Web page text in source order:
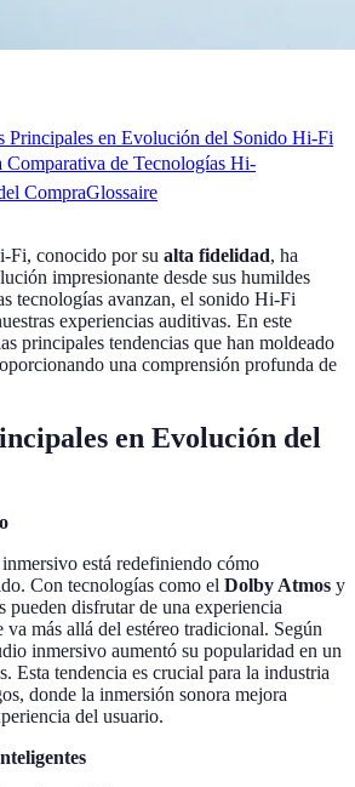
Principales en Evolución del Sonido Hi-Fi
Comparativa de Tecnologías Hi-
CompraGlossaire
Fi, conocido por su alta fidelidad, ha
impresionante desde sus humildes
tecnologías avanzan, el sonido Hi-Fi
experiencias auditivas. En este
principales tendencias que han moldeado
una comprensión profunda de
en Evolución del
está redefiniendo cómo
Con tecnologías como el Dolby Atmos y
pueden disfrutar de una experiencia
más allá del estéreo tradicional. Según
inmersivo aumentó su popularidad en un
Esta tendencia es crucial para la industria
donde la inmersión sonora mejora
del usuario.